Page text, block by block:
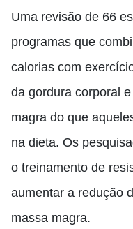
Uma revisão de 66
programas que
calorias com
da gordura corporal
magra do que
na dieta. Os
o treinamento de
aumentar a redução
massa magra.